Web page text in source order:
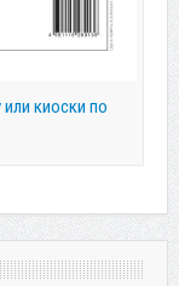
киоски по